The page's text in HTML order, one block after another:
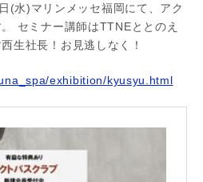
(水)マリンメッセ福岡にて、アク
セミナー講師はTTNEととのえ
生社長！お見逃しなく！
exhibition/kyusyu.html